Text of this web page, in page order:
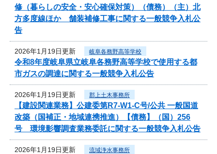
修（暮らしの安全・安心確保対策）（債務）（主）北
方多度線ほか 舗装補修工事に関する一般競争入札公
告
2026年1月19日更新 岐阜各務野高等学校
令和8年度岐阜県立岐阜各務野高等学校で使用する都
市ガスの調達に関する一般競争入札公告
2026年1月19日更新 郡上土木事務所
【建設関連業務】公建委第R7-W1-C号/公共 一般国道
改築（国補正・地域連携推進）【債務】（国）256
号 環境影響調査業務委託に関する一般競争入札公告
2026年1月19日更新 流域浄水事務所